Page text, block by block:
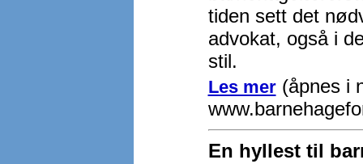
tiden sett det
advokat, også i
stil.
Les mer(åpnes i
En hyllest til